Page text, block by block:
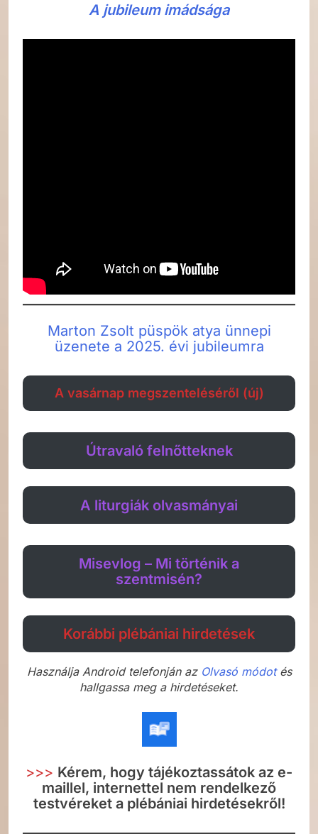
A jubileum imádsága
Marton Zsolt püspök atya ünnepi
üzenete a 2025. évi jubileumra
A vasárnap megszenteléséről (új)
Útravaló felnőtteknek
A liturgiák olvasmányai
Misevlog – Mi történik a
szentmisén?
Korábbi plébániai hirdetések
Használja Android telefonján az Olvasó módotés
hallgassa meg a hirdetéseket.
>>> Kérem, hogy tájékoztassátok az e-
maillel, internettel nem rendelkező
testvéreket a plébániai hirdetésekről!